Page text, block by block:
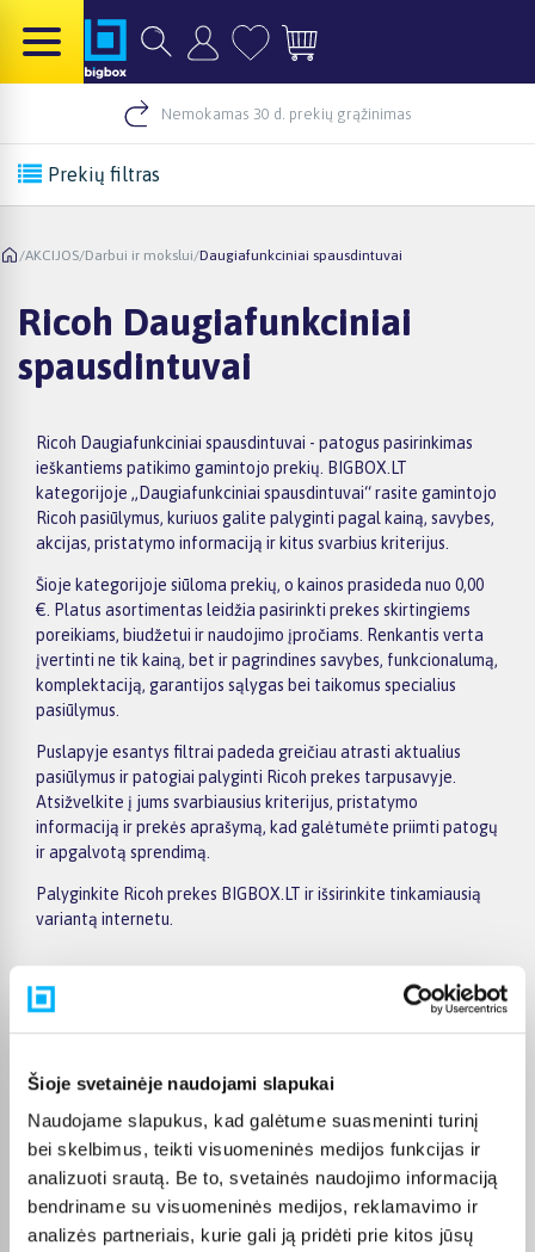
Šioje svetainėje naudojami slapukai
Naudojame slapukus, kad galėtume suasmeninti turinį
bei skelbimus, teikti visuomeninės medijos funkcijas ir
analizuoti srautą. Be to, svetainės naudojimo informaciją
bendriname su visuomeninės medijos, reklamavimo ir
analizės partneriais, kurie gali ją pridėti prie kitos jūsų
Nemokamas 30 d. prekių grąžinimas
Prekių filtras
/AKCIJOS/Darbui ir mokslui/Daugiafunkciniai spausdintuvai
Ricoh Daugiafunkciniai
spausdintuvai
Ricoh Daugiafunkciniai spausdintuvai - patogus pasirinkimas
ieškantiems patikimo gamintojo prekių. BIGBOX.LT
kategorijoje „Daugiafunkciniai spausdintuvai“ rasite gamintojo
Ricoh pasiūlymus, kuriuos galite palyginti pagal kainą, savybes,
akcijas, pristatymo informaciją ir kitus svarbius kriterijus.
Šioje kategorijoje siūloma prekių, o kainos prasideda nuo 0,00
€. Platus asortimentas leidžia pasirinkti prekes skirtingiems
poreikiams, biudžetui ir naudojimo įpročiams. Renkantis verta
įvertinti ne tik kainą, bet ir pagrindines savybes, funkcionalumą,
komplektaciją, garantijos sąlygas bei taikomus specialius
pasiūlymus.
Puslapyje esantys filtrai padeda greičiau atrasti aktualius
pasiūlymus ir patogiai palyginti Ricoh prekes tarpusavyje.
Atsižvelkite į jums svarbiausius kriterijus, pristatymo
informaciją ir prekės aprašymą, kad galėtumėte priimti patogų
ir apgalvotą sprendimą.
Palyginkite Ricoh prekes BIGBOX.LT ir išsirinkite tinkamiausią
variantą internetu.
Loreta G.
Patvirtintas pirkėjas
Esu patenkintas HP LaserJet Pro M234dw spausdintuvu. Spausdina
greitai, tekstas ...